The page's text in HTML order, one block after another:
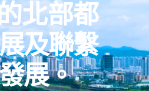
北部都
及聯繫
展。